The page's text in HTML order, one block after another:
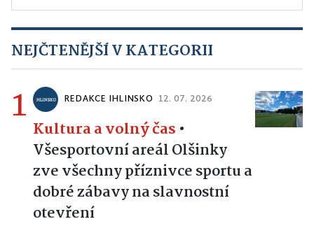
NEJČTENĚJŠÍ V KATEGORII
1 REDAKCE IHLINSKO 12. 07. 2026
Kultura a volný čas •
Všesportovní areál Olšinky
zve všechny příznivce sportu a
dobré zábavy na slavnostní
otevření